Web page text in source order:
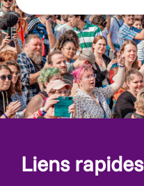
Liens rapides